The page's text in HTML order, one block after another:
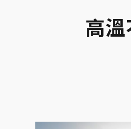
高